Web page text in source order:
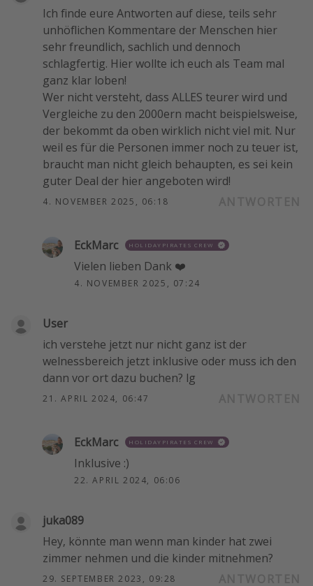
Ich finde eure Antworten auf diese, teils sehr
unhöflichen Kommentare der Menschen hier
sehr freundlich, sachlich und dennoch
schlagfertig. Hier wollte ich euch als Team mal
ganz klar loben!
Wer nicht versteht, dass ALLES teurer wird und
Vergleiche zu den 2000ern macht beispielsweise,
der bekommt da oben wirklich nicht viel mit. Nur
weil es für die Personen immer noch zu teuer ist,
braucht man nicht gleich behaupten, es sei kein
guter Deal der hier angeboten wird!
4. NOVEMBER 2025, 06:18
EckMarc HOLIDAYPIRATES CREW
Vielen lieben Dank ❤️
4. NOVEMBER 2025, 07:24
User
ich verstehe jetzt nur nicht ganz ist der
welnessbereich jetzt inklusive oder muss ich den
dann vor ort dazu buchen? lg
21. APRIL 2024, 06:47
EckMarc HOLIDAYPIRATES CREW
Inklusive :)
22. APRIL 2024, 06:06
juka089
Hey, könnte man wenn man kinder hat zwei
zimmer nehmen und die kinder mitnehmen?
29. SEPTEMBER 2023, 09:28